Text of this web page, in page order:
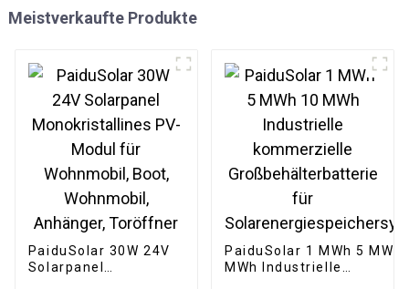
Meistverkaufte Produkte
PaiduSolar 30W 24V
Solarpanel
PaiduSolar 1 MWh 5 MWh
MWh Industrielle